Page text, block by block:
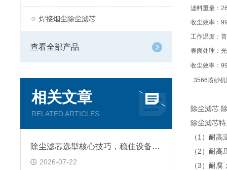
焊接烟尘除尘滤芯
查看全部产品
相关文章
RELATED ARTICLES
除尘滤芯选型核心技巧，稳住设备除尘工况
2026-07-22
滤料重量：
收尘效率：
工作温度：
表面处理：
收尘效率：
3566喷砂
除尘滤芯
除尘滤芯
（1）耐
（2）耐
（3）耐腐